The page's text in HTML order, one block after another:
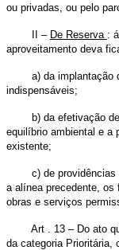
ou privadas, ou pelo
II – De Reserva :
aproveitamento deva
a) da implantação
indispensáveis;
b) da efetivação de
equilíbrio ambiental e a
existente;
c) de providências
a alínea precedente, os
obras e serviços
Art . 13 – Do ato que
da categoria Prioritária,